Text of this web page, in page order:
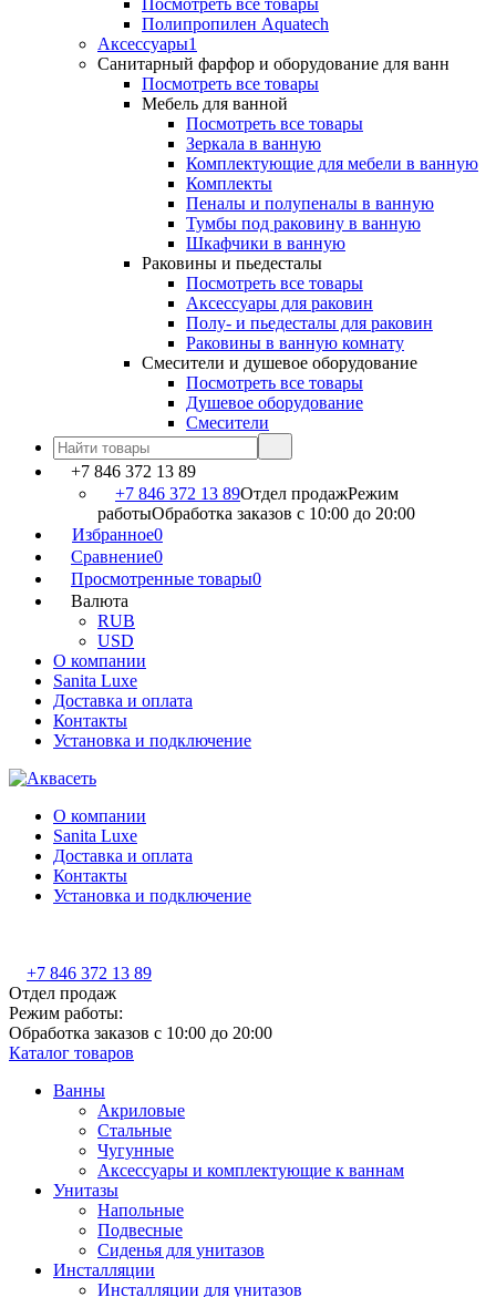
Посмотреть все товары
Полипропилен Aquatech
Аксессуары1
Санитарный фарфор и оборудование для ванн
Посмотреть все товары
Мебель для ванной
Посмотреть все товары
Зеркала в ванную
Комплектующие для мебели в ванную
Комплекты
Пеналы и полупеналы в ванную
Тумбы под раковину в ванную
Шкафчики в ванную
Раковины и пьедесталы
Посмотреть все товары
Аксессуары для раковин
Полу- и пьедесталы для раковин
Раковины в ванную комнату
Смесители и душевое оборудование
Посмотреть все товары
Душевое оборудование
Смесители
+7 846 372 13 89
+7 846 372 13 89Отдел продажРежим
работыОбработка заказов с 10:00 до 20:00
Избранное0
Сравнение0
Просмотренные товары0
Валюта
RUB
USD
О компании
Sanita Luxe
Доставка и оплата
Контакты
Установка и подключение
О компании
Sanita Luxe
Доставка и оплата
Контакты
Установка и подключение
+7 846 372 13 89
Отдел продаж
Режим работы:
Обработка заказов с 10:00 до 20:00
Каталог товаров
Ванны
Акриловые
Стальные
Чугунные
Аксессуары и комплектующие к ваннам
Унитазы
Напольные
Подвесные
Сиденья для унитазов
Инсталляции
Инсталляции для унитазов